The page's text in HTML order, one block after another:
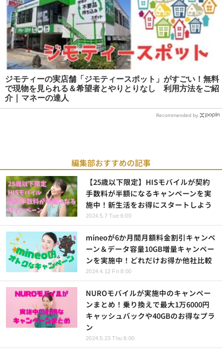
ジモティーの実店舗「ジモティースポット」がすごい！無料
で現物を見られる＆希望者とやりとりなし 利用方法をご紹
介 | マネーの達人
Recommended by
編集部おすすめの記事
【25歳以下限定】HISモバイルが契約
手数料が半額になるキャンペーンを実
施中！新生活をお得にスタートしよう
2024.5.7 Tue 6:00
mineoが6か月間月額料金割引キャンペ
ーン＆データ容量10GB増量キャンペー
ンを実施中！どれだけお得か他社比較
2024.4.12 Fri 8:00
NUROモバイルが実施中のキャンペー
ンまとめ！乗り換えで最大1万6000円
キャッシュバックや40GBのお得なプラ
ン
2024.5.23 Thu 8:00